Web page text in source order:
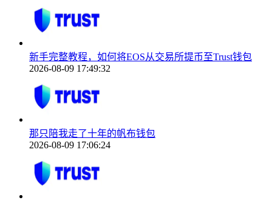
新手完整教程，如何将EOS从交易所提币至Trust钱包
2026-08-09 17:49:32
那只陪我走了十年的帆布钱包
2026-08-09 17:06:24